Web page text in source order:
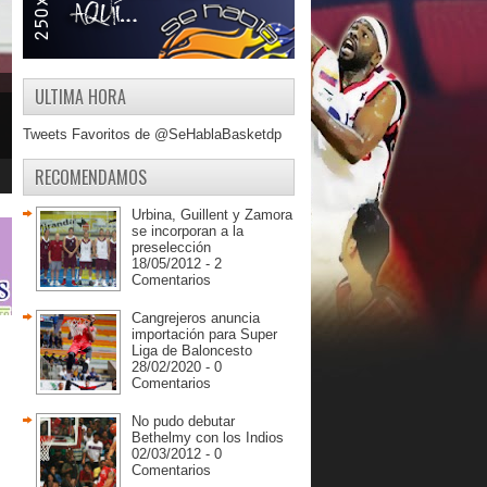
ULTIMA HORA
Tweets Favoritos de @SeHablaBasketdp
RECOMENDAMOS
Urbina, Guillent y Zamora
se incorporan a la
preselección
18/05/2012 - 2
Comentarios
Cangrejeros anuncia
importación para Super
Liga de Baloncesto
28/02/2020 - 0
Comentarios
No pudo debutar
Bethelmy con los Indios
02/03/2012 - 0
Comentarios